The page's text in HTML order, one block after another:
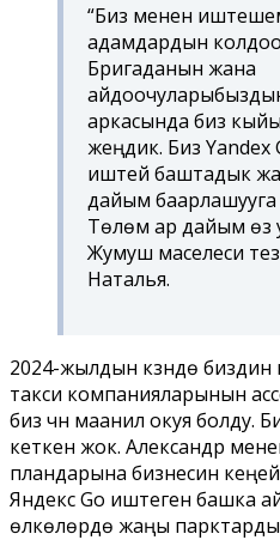
“Биз менен
адамдардын
Бригаданын жана
айдоочуларыбыздын
аркасында биз
жеңдик. Биз Yandex
иштей баштадык
дайым
Төлөм ар дайым өз
Жумуш маселеси
Наталья.
2024-жылдын күзүндө
такси компанияларынын
биз үчүн маанилүү окуя
кеткен жок. Александр
пландарына бизнесин
Яндекс Go иштеген башка
өлкөлөрдө жаңы парктарды